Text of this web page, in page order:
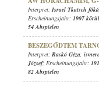
Interpret: Israel Tkatsch
Erscheinungsjahr: 1907 körül
54 Abspielen
BESZEGŐDTEM
Interpret: Raskó Géza,
József; Erscheinungsjahr:
82 Abspielen